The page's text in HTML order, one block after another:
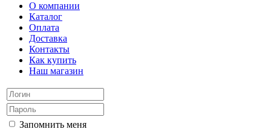
О компании
Каталог
Оплата
Доставка
Контакты
Как купить
Наш магазин
Запомнить меня